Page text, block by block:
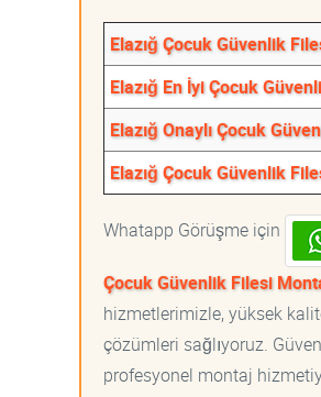
Elazığ Çocuk Güvenlik
Elazığ En İyi Çocuk
Elazığ Onaylı Çocuk
Elazığ Çocuk Güvenlik
Whatapp Görüşme için
Çocuk Güvenlik Filesi
hizmetlerimizle, yüksek
çözümleri sağlıyoruz.
profesyonel montaj